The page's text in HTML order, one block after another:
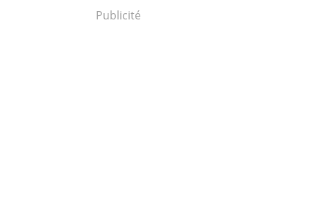
Publicité